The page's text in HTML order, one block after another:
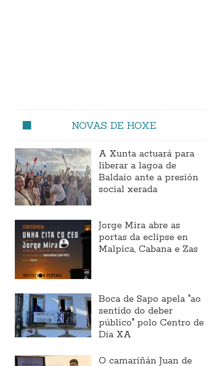
NOVAS DE HOXE
A Xunta actuará para
liberar a lagoa de
Baldaio ante a presión
social xerada
Jorge Mira abre as
portas da eclipse en
Malpica, Cabana e Zas
Boca de Sapo apela "ao
sentido do deber
público" polo Centro de
Día XA
O camariñán Juan de